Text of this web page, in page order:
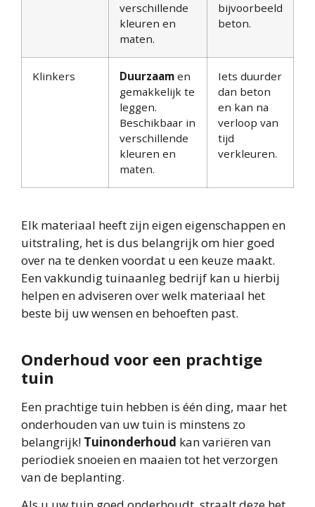
verschillende
kleuren en
maten.
bijvoorbeeld
beton.
Klinkers Duurzaam en
gemakkelijk te
leggen.
Beschikbaar in
verschillende
kleuren en
maten.
Iets duurder
dan beton
en kan na
verloop van
tijd
verkleuren.
Elk materiaal heeft zijn eigen eigenschappen en
uitstraling, het is dus belangrijk om hier goed
over na te denken voordat u een keuze maakt.
Een vakkundig tuinaanleg bedrijf kan u hierbij
helpen en adviseren over welk materiaal het
beste bij uw wensen en behoeften past.
Onderhoud voor een prachtige
tuin
Een prachtige tuin hebben is één ding, maar het
onderhouden van uw tuin is minstens zo
belangrijk! Tuinonderhoud kan variëren van
periodiek snoeien en maaien tot het verzorgen
van de beplanting.